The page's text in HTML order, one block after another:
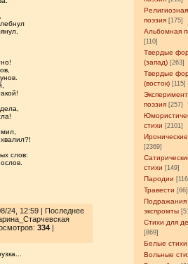
Религиозная
поэзия [175]
Альбомная
[110]
Твердые
(запад) [263]
Твердые
(восток) [115]
поэзия [257]
стихи [2101]
[2369]
стихи [149]
Пародии
Травести [66]
Подражания
экспромты
Стихи для
[869]
Белые стихи
Вольные
слов:
24, 12:59 | Последнее
: 334|